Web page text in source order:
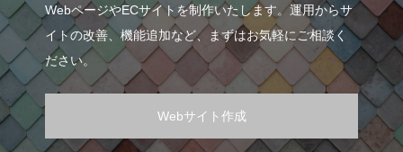
WebページやECサイトを制作いたします。運用からサ
イトの改善、機能追加など、まずはお気軽にご相談く
ださい。
Webサイト作成